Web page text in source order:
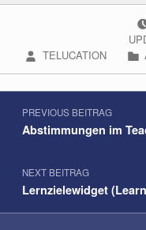
WRITTEN BY:
TELUCATION
Skip back to navigation
Beitragsnavigation
PREVIOUS BEITRAG
Abstimmungen im
NEXT BEITRAG
Lernzielewidget